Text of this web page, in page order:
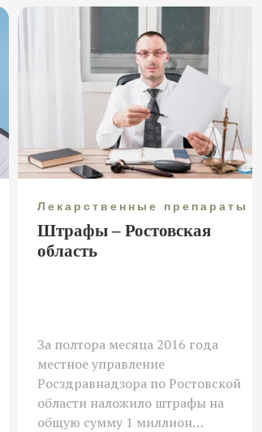
Лекарственные препараты
Штрафы – Ростовская
область
За полтора месяца 2016 года
местное управление
Росздравнадзора по Ростовской
области наложило штрафы на
общую сумму 1 миллион…